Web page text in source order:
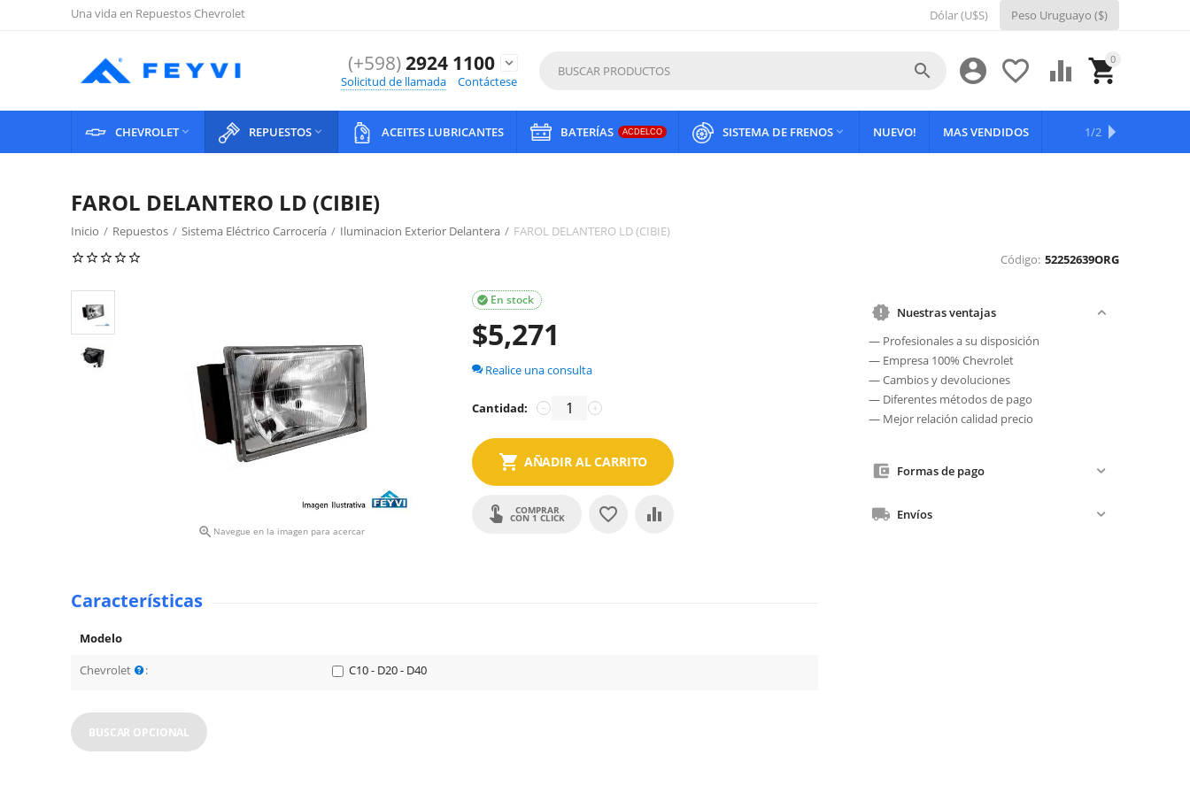
Una vida en Repuestos Chevrolet Dólar (U$S) Peso Uruguayo ($)
(+598)2924 1100
expand_more
Solicitud de llamada
Contáctese
0

 


CHEVROLET REPUESTOS  ACEITES LUBRICANTES BATERÍAS ACDELCO SISTEMA DE FRENOS  NUEVO! MAS VENDIDOS OFERTAS
1/2
FAROL DELANTERO LD (CIBIE)
Inicio / Repuestos / Sistema Eléctrico Carrocería / Iluminacion Exterior Delantera / FAROL DELANTERO LD (CIBIE)
Código: 52252639ORG
 Navegue en la imagen para acercar
En stock

$5,271
Realice una consulta
Cantidad: +
−
AÑADIR AL CARRITO
COMPRAR
CON 1 CLICK
Nuestras ventajas
— Profesionales a su disposición
— Empresa 100% Chevrolet
— Cambios y devoluciones
— Diferentes métodos de pago
— Mejor relación calidad precio
Formas de pago
Envíos
Características
Modelo
Chevrolet
: C10 - D20 - D40
BUSCAR OPCIONAL